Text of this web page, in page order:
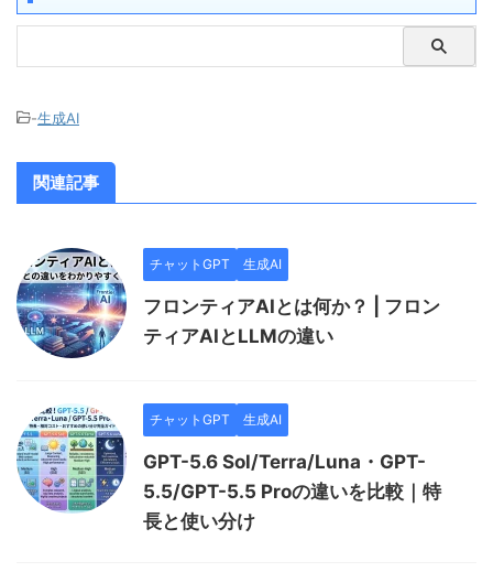
-生成AI
関連記事
チャットGPT 生成AI
フロンティアAIとは何か？ | フロン
ティアAIとLLMの違い
チャットGPT 生成AI
GPT-5.6 Sol/Terra/Luna・GPT-
5.5/GPT-5.5 Proの違いを比較｜特
長と使い分け